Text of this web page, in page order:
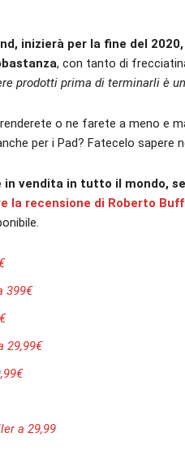
inizierà per la fine del
, con tanto di
prodotti prima di terminarli è
o ne farete a meno e
per i Pad? Fatecelo sapere
vendita in tutto il mondo,
la recensione di Roberto
399€
29,99€
a 29,99